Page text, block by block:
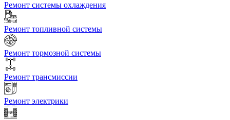
Ремонт системы охлаждения
Ремонт топливной системы
Ремонт тормозной системы
Ремонт трансмиссии
Ремонт электрики